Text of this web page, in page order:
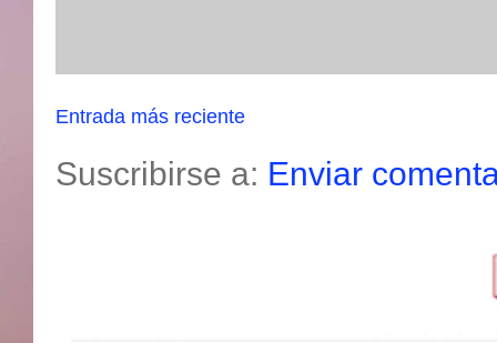
Entrada más reciente
Suscribirse a: Enviar